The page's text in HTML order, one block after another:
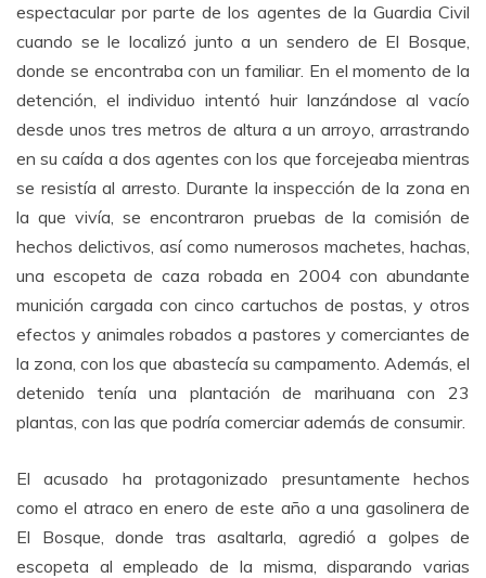
espectacular por parte de los agentes de la Guardia Civil
cuando se le localizó junto a un sendero de El Bosque,
donde se encontraba con un familiar. En el momento de la
detención, el individuo intentó huir lanzándose al vacío
desde unos tres metros de altura a un arroyo, arrastrando
en su caída a dos agentes con los que forcejeaba mientras
se resistía al arresto. Durante la inspección de la zona en
la que vivía, se encontraron pruebas de la comisión de
hechos delictivos, así como numerosos machetes, hachas,
una escopeta de caza robada en 2004 con abundante
munición cargada con cinco cartuchos de postas, y otros
efectos y animales robados a pastores y comerciantes de
la zona, con los que abastecía su campamento. Además, el
detenido tenía una plantación de marihuana con 23
plantas, con las que podría comerciar además de consumir.
El acusado ha protagonizado presuntamente hechos
como el atraco en enero de este año a una gasolinera de
El Bosque, donde tras asaltarla, agredió a golpes de
escopeta al empleado de la misma, disparando varias